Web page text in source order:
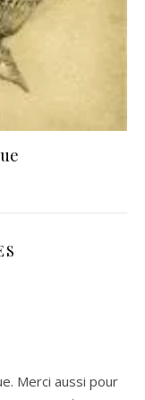
Merci aussi pour